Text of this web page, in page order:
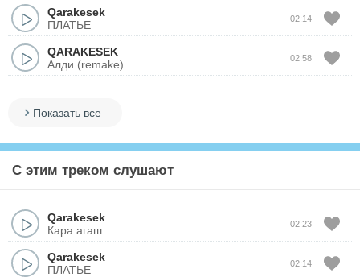
Qarakesek
ПЛАТЬЕ
02:14
QARAKESEK
Алди (remake)
02:58
Показать все
С этим треком слушают
Qarakesek
Кара агаш
02:23
Qarakesek
ПЛАТЬЕ
02:14